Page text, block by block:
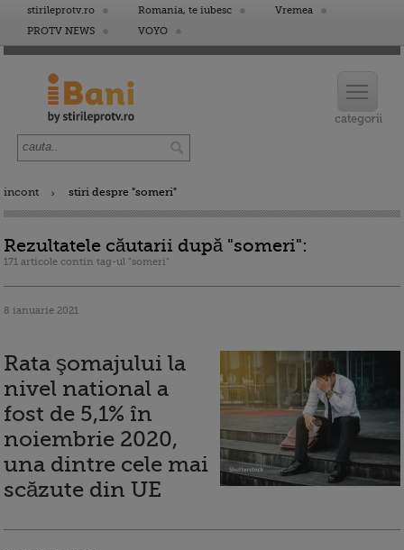
stirileprotv.ro Romania, te iubesc
Vremea
PROTV NEWS
VOYO
incont stiri despre "someri"
Rezultatele căutarii după "someri":
171 articole contin tag-ul "someri"
8 ianuarie 2021
Rata şomajului la
nivel national a
fost de 5,1% în
noiembrie 2020,
una dintre cele mai
scăzute din UE